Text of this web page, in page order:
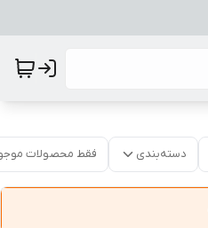
دسته‌بندی فقط محصولات